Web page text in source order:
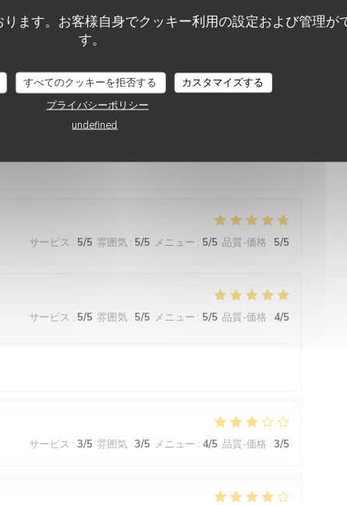
ます。お客様自身でクッキー利用の設定および管理が
す。
すべてのクッキーを拒否する
カスタマイズする
プライバシーポリシー
undefined
in Paris
サービス:5/5 雰囲気:5/5 メニュー:5/5 品質-価格:
excellent, the service is friendly and attentive,
サービス : 5/5 雰囲気 : 5/5 メニュー : 5/5 品質-価格 : 5/5
サービス : 5/5 雰囲気 : 5/5 メニュー : 5/5 品質-価格 : 4/5
サービス : 3/5 雰囲気 : 3/5 メニュー : 4/5 品質-価格 : 3/5